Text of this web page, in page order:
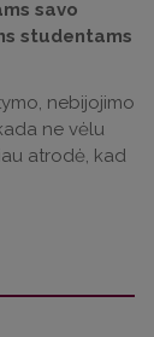
savo
studentams
nebijojimo
ne vėlu
atrodė, kad